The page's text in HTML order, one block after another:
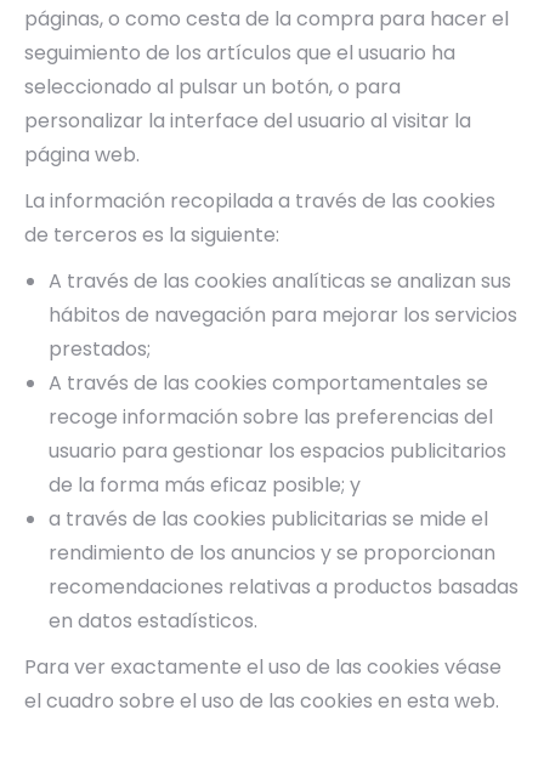
páginas, o como cesta de la compra para hacer el
seguimiento de los artículos que el usuario ha
seleccionado al pulsar un botón, o para
personalizar la interface del usuario al visitar la
página web.
La información recopilada a través de las cookies
de terceros es la siguiente:
A través de las cookies analíticas se analizan sus
hábitos de navegación para mejorar los servicios
prestados;
A través de las cookies comportamentales se
recoge información sobre las preferencias del
usuario para gestionar los espacios publicitarios
de la forma más eficaz posible; y
a través de las cookies publicitarias se mide el
rendimiento de los anuncios y se proporcionan
recomendaciones relativas a productos basadas
en datos estadísticos.
Para ver exactamente el uso de las cookies véase
el cuadro sobre el uso de las cookies en esta web.